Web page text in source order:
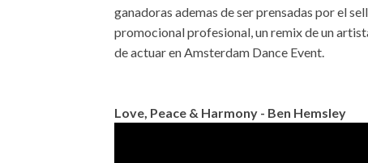
ganadoras ademas de ser prensadas por el
promocional profesional, un remix de un
de actuar en Amsterdam Dance Event.
Love, Peace & Harmony - Ben Hemsley